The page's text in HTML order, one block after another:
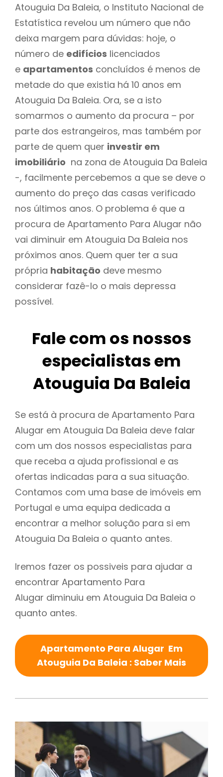
Atouguia Da Baleia, o Instituto Nacional de
Estatística revelou um número que não
deixa margem para dúvidas: hoje, o
número de edifícios licenciados
e apartamentos concluídos é menos de
metade do que existia há 10 anos em
Atouguia Da Baleia. Ora, se a isto
somarmos o aumento da procura – por
parte dos estrangeiros, mas também por
parte de quem quer investir em
imobiliário na zona de Atouguia Da Baleia
-, facilmente percebemos a que se deve o
aumento do preço das casas verificado
nos últimos anos. O problema é que a
procura de Apartamento Para Alugar não
vai diminuir em Atouguia Da Baleia nos
próximos anos. Quem quer ter a sua
própria habitação deve mesmo
considerar fazê-lo o mais depressa
possível.
Fale com os nossos
especialistas em
Atouguia Da Baleia
Se está à procura de Apartamento Para
Alugar em Atouguia Da Baleia deve falar
com um dos nossos especialistas para
que receba a ajuda profissional e as
ofertas indicadas para a sua situação.
Contamos com uma base de imóveis em
Portugal e uma equipa dedicada a
encontrar a melhor solução para si em
Atouguia Da Baleia o quanto antes.
Iremos fazer os possiveis para ajudar a
encontrar Apartamento Para
Alugar diminuiu em Atouguia Da Baleia o
quanto antes.
Apartamento Para Alugar Em
Atouguia Da Baleia : Saber Mais